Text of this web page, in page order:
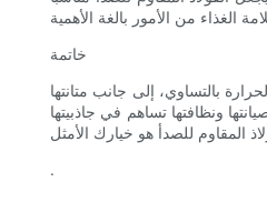
خاتمة
بالتساوي، إلى جانب متانتها
ونظافتها تساهم في جاذبيتها
.